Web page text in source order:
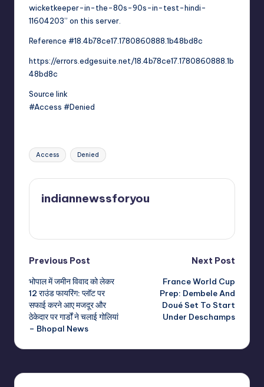
wicketkeeper-in-the-80s-90s-in-test-hindi-
11604203” on this server.
Reference #18.4b78ce17.1780860888.1b48bd8c
https://errors.edgesuite.net/18.4b78ce17.1780860888.1b
48bd8c
Source link
#Access #Denied
Tags:
Access Denied
indiannewssforyou
Post
navigation
Previous Post
भोपाल में जमीन विवाद को लेकर
12 राउंड फायरिंग: प्लॉट पर
सफाई करने आए मजदूर और
ठेकेदार पर गार्डों ने चलाई गोलियां
– Bhopal News
Next Post
France World Cup
Prep: Dembele And
Doué Set To Start
Under Deschamps